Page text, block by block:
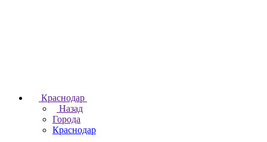
Краснодар
Назад
Города
Краснодар